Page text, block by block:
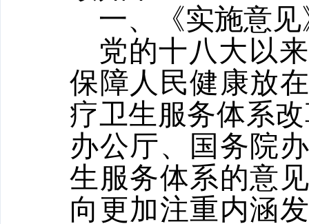
一、《实施意
党的十八大以
保障人民健康放
疗卫生服务体系
办公厅、国务院
生服务体系的意
向更加注重内涵